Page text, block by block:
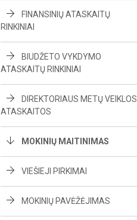
FINANSINIŲ ATASKAITŲ
RINKINIAI
BIUDŽETO VYKDYMO
ATASKAITŲ RINKINIAI
DIREKTORIAUS METŲ VEIKLOS
ATASKAITOS
MOKINIŲ MAITINIMAS
VIEŠIEJI PIRKIMAI
MOKINIŲ PAVĖŽĖJIMAS